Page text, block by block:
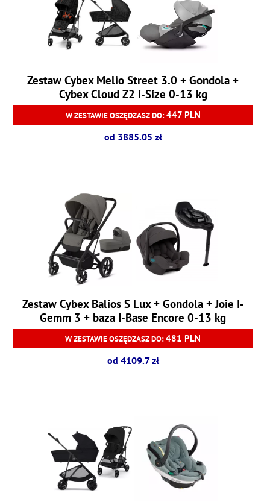
Zestaw Cybex Melio Street 3.0 + Gondola +
Cybex Cloud Z2 i-Size 0-13 kg
W ZESTAWIE OSZĘDZASZ DO:447 PLN
od 3885.05 zł
Zestaw Cybex Balios S Lux + Gondola + Joie I-
Gemm 3 + baza I-Base Encore 0-13 kg
W ZESTAWIE OSZĘDZASZ DO:481 PLN
od 4109.7 zł